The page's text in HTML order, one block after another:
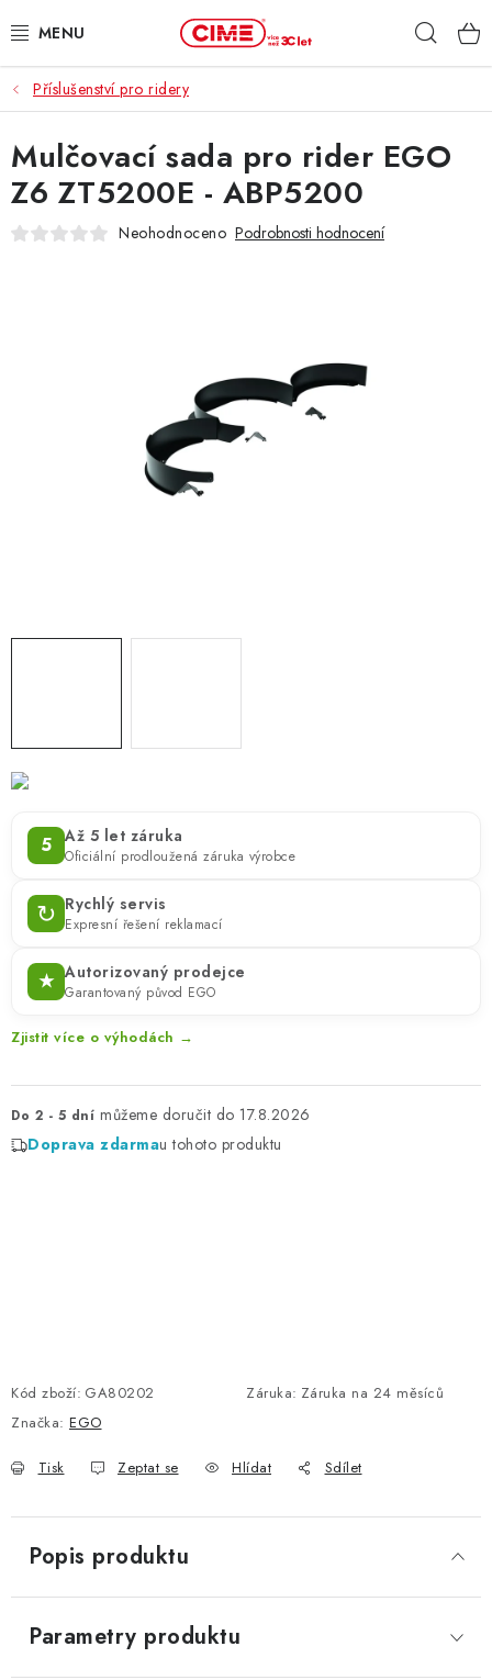
na
ZAHRADA, LES
DÍLNA, STAVBA
MILWAUKEE
Příslušenství pro ridery
5 Až 5 let záruka
Oficiální prodloužená záruka výrobce
↻ Rychlý servis
Expresní řešení reklamací
★ Autorizovaný prodejce
Garantovaný původ EGO
Zjistit více o výhodách →
Do 2 - 5 dní
17.8.2026
Doprava zdarmau tohoto produktu
Kód zboží: GA80202 Záruka: Záruka na 24 měsíců
Značka: EGO
Tisk Zeptat se Hlídat Sdílet
Mulčovací sada pro rider EGO
Z6 ZT5200E - ABP5200
Neohodnoceno Podrobnosti hodnocení
Popis produktu
Parametry produktu